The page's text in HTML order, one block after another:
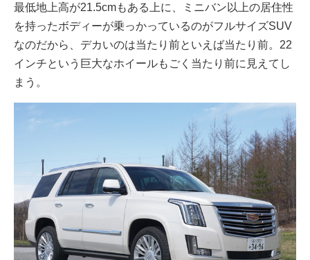
最低地上高が21.5cmもある上に、ミニバン以上の居住性
を持ったボディーが乗っかっているのがフルサイズSUV
なのだから、デカいのは当たり前といえば当たり前。22
インチという巨大なホイールもごく当たり前に見えてし
まう。